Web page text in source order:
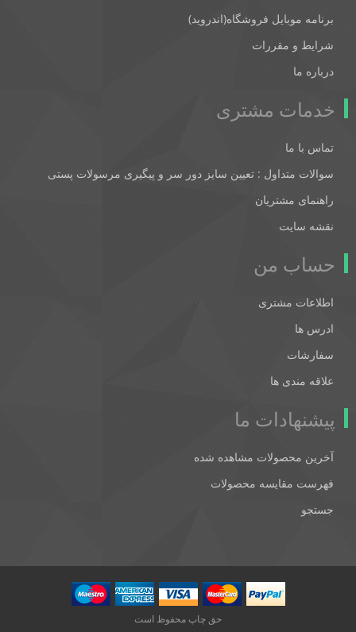
برنامه موبایل فروشگاه(اندروید)
شرایط و مقررات
درباره ما
خدمات مشتری
تماس با ما
سوالات متداول : تعیین سایز دور سر و پیگیری مرسولات پستی
راهنمای مشتریان
نقشه سایت
حساب من
اطلاعات مشتری
ادرس ها
سفارشات
علاقه مندی ها
پیشنهادات ما
آخرین محصولات مشاهده شده
فهرست مقایسه محصولات
جستجو
حق چاپ محفوظ است